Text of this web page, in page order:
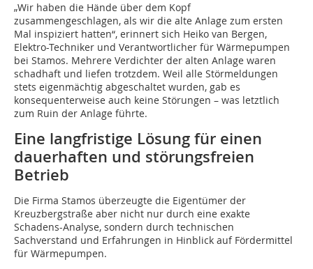
„Wir haben die Hände über dem Kopf
zusammengeschlagen, als wir die alte Anlage zum ersten
Mal inspiziert hatten“, erinnert sich Heiko van Bergen,
Elektro-Techniker und Verantwortlicher für Wärmepumpen
bei Stamos. Mehrere Verdichter der alten Anlage waren
schadhaft und liefen trotzdem. Weil alle Störmeldungen
stets eigenmächtig abgeschaltet wurden, gab es
konsequenterweise auch keine Störungen – was letztlich
zum Ruin der Anlage führte.
Eine langfristige Lösung für einen
dauerhaften und störungsfreien
Betrieb
Die Firma Stamos überzeugte die Eigentümer der
Kreuzbergstraße aber nicht nur durch eine exakte
Schadens-Analyse, sondern durch technischen
Sachverstand und Erfahrungen in Hinblick auf Fördermittel
für Wärmepumpen.